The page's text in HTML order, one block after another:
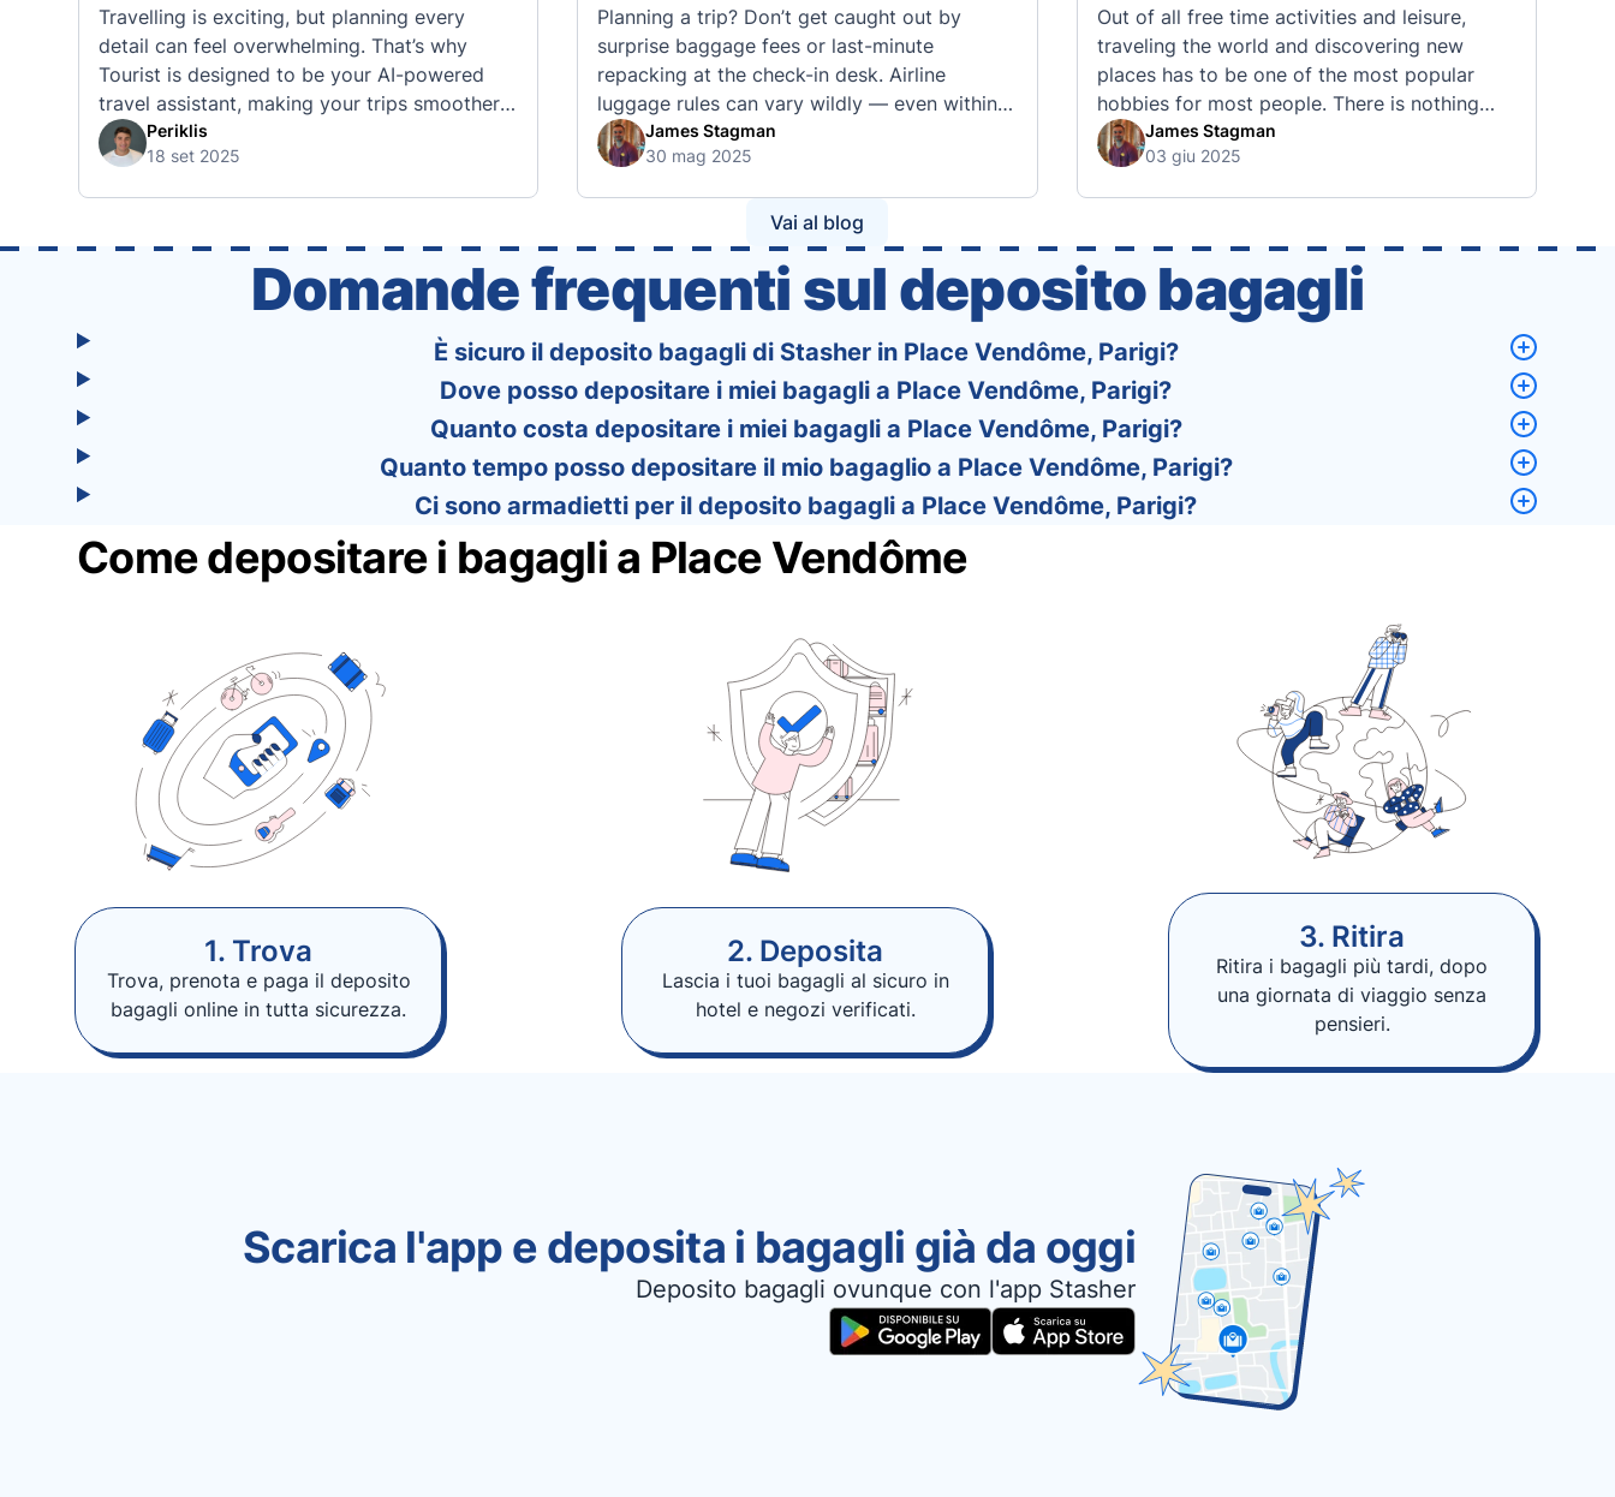
Travelling is exciting, but planning every
detail can feel overwhelming. That’s why
Tourist is designed to be your AI-powered
travel assistant, making your trips smoother,
smarter, and stress-free. 🧭 What Makes the
Tourist App Unique? Unlike standard travel
trip planning becomes as exciting …
Periklis
18 set 2025
Before You Fly
Planning a trip? Don’t get caught out by
surprise baggage fees or last-minute
repacking at the check-in desk. Airline
luggage rules can vary wildly — even within
the same country or alliance. That’s why
we’ve created a detailed set of guides to help
policies of over 30 international …
James Stagman
30 mag 2025
Road
Out of all free time activities and leisure,
traveling the world and discovering new
places has to be one of the most popular
hobbies for most people. There is nothing
quite like visiting a brand new city, country,
or region and experiencing the culture, the
James Stagman
03 giu 2025
Vai al blog
Domande frequenti sul deposito bagagli
È sicuro il deposito bagagli di Stasher in Place Vendôme, Parigi?
Dove posso depositare i miei bagagli a Place Vendôme, Parigi?
Quanto costa depositare i miei bagagli a Place Vendôme, Parigi?
Quanto tempo posso depositare il mio bagaglio a Place Vendôme, Parigi?
Ci sono armadietti per il deposito bagagli a Place Vendôme, Parigi?
Come depositare i bagagli a Place Vendôme
1. Trova
Trova, prenota e paga il deposito
bagagli online in tutta sicurezza.
2. Deposita
Lascia i tuoi bagagli al sicuro in
hotel e negozi verificati.
3. Ritira
Ritira i bagagli più tardi, dopo
una giornata di viaggio senza
pensieri.
Scarica l'app e deposita i bagagli già da oggi
Deposito bagagli ovunque con l'app Stasher